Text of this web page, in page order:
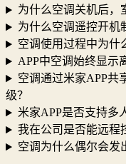
为什么空调关机后，
为什么空调遥控开机
空调使用过程中为什
APP中空调始终显示
空调通过米家APP共
级？
米家APP是否支持多
我在公司是否能远程
空调为什么偶尔会发